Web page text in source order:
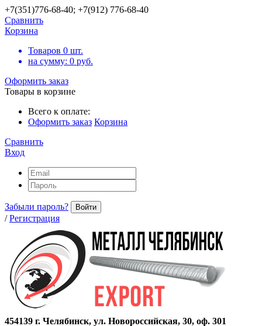
+7(351)776-68-40; +7(912) 776-68-40
Сравнить
Корзина
Товаров 0 шт.
на сумму: 0 руб.
Оформить заказ
Товары в корзине
Всего к оплате:
Оформить заказ Корзина
Сравнить
Вход
Забыли пароль? Войти
/ Регистрация
454139 г. Челябинск, ул. Новороссийская, 30, оф. 301